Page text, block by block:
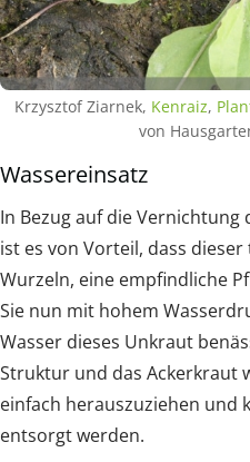
Krzysztof Ziarnek, Kenraiz,
von
Wassereinsatz
In Bezug auf die
ist es von Vorteil, dass
Wurzeln, eine empfindliche
Sie nun mit hohem
Wasser dieses Unkraut
Struktur und das Ackerkraut
einfach herauszuziehen und
entsorgt werden.